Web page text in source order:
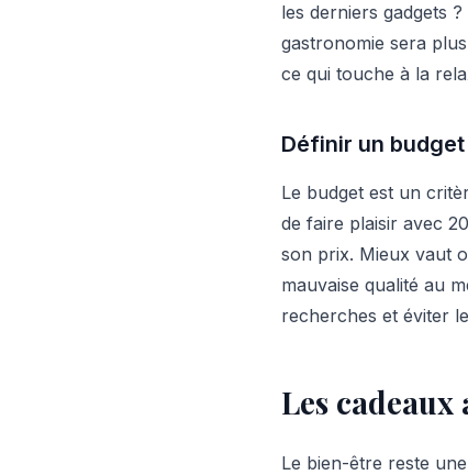
les derniers gadgets
gastronomie sera
ce qui touche à la
Définir un
Le budget est un
de faire plaisir avec
son prix. Mieux vaut
mauvaise qualité au
recherches et éviter
Les
Le bien-être reste